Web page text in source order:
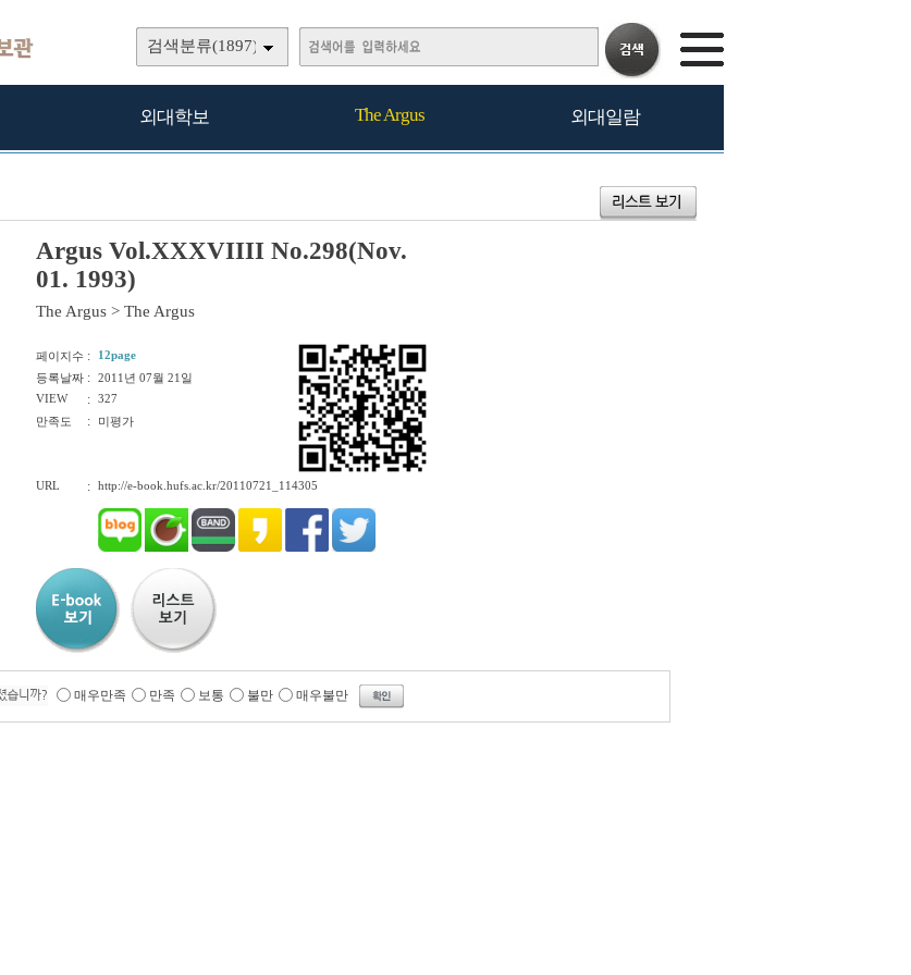
검색분류(1897)
외대학보 The Argus 외대일람
Argus Vol.XXXVIIII No.298(Nov.
01. 1993)
The Argus > The Argus
페이지수 :
12page
등록날짜 :
2011년 07월 21일
VIEW
:
327
만족도
: 미평가
URL : http://e-book.hufs.ac.kr/20110721_114305
매우만족 만족 보통 불만 매우불만